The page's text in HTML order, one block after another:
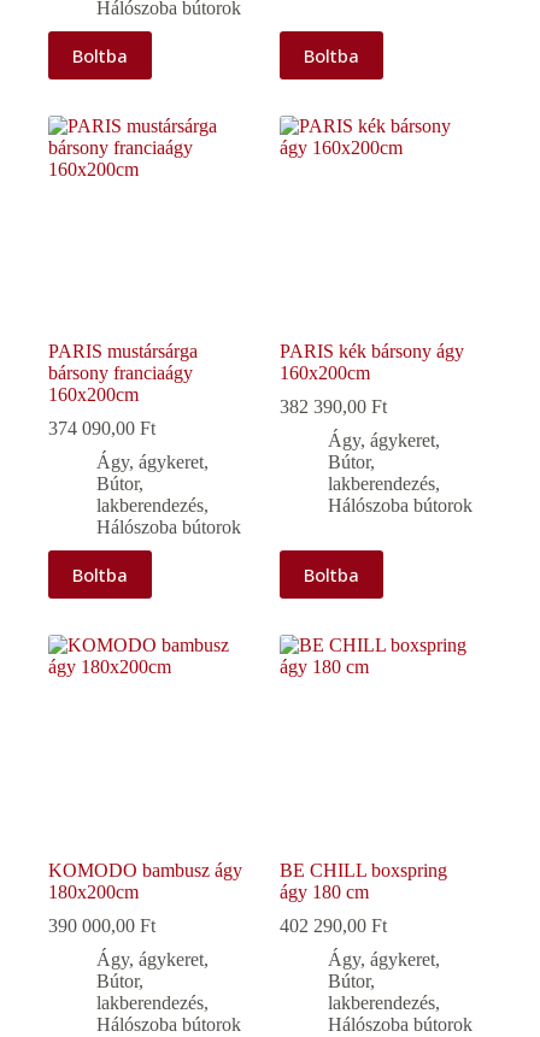
Hálószoba bútorok
Boltba Boltba
PARIS mustársárga
bársony franciaágy
160x200cm
374 090,00 Ft
Ágy, ágykeret,
Bútor,
lakberendezés,
Hálószoba bútorok
Boltba
PARIS kék bársony ágy
160x200cm
382 390,00Ft
Ágy, ágykeret,
Bútor,
lakberendezés,
Hálószoba bútorok
Boltba
KOMODO bambusz ágy
180x200cm
390 000,00 Ft
Ágy, ágykeret,
Bútor,
lakberendezés,
Hálószoba bútorok
BE CHILL boxspring
ágy 180 cm
402 290,00Ft
Ágy, ágykeret,
Bútor,
lakberendezés,
Hálószoba bútorok